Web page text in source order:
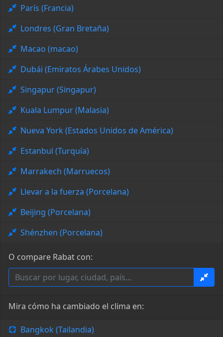
París (Francia)
Londres (Gran Bretaña)
Macao (macao)
Dubái (Emiratos Árabes Unidos)
Singapur (Singapur)
Kuala Lumpur (Malasia)
Nueva York (Estados Unidos de América)
Estanbul (Turquía)
Marrakech (Marruecos)
Llevar a la fuerza (Porcelana)
Beijing (Porcelana)
Shénzhen (Porcelana)
O compare Rabat con:
Mira cómo ha cambiado el clima en:
Bangkok (Tailandia)